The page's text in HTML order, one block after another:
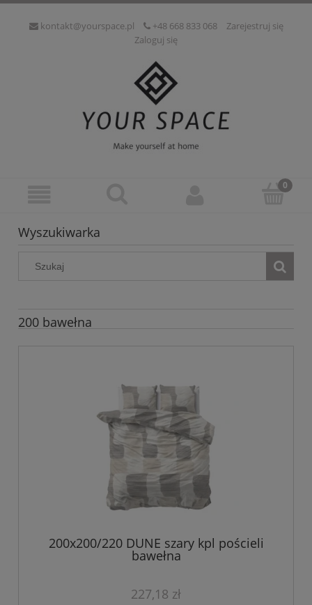
kontakt@yourspace.pl +48 668 833 068
Zarejestruj się
Zaloguj się
Wyszukiwarka
200 bawełna
200x200/220 DUNE szary kpl pościeli
bawełna
227,18 zł